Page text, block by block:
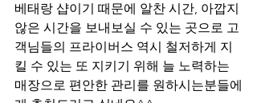
베태랑 샵이기 때문에 알찬 시간, 아깝지
않은 시간을 보내보실 수 있는 곳으로 고
객님들의 프라이버스 역시 철저하게 지
킬 수 있는 또 지키기 위해 늘 노력하는
매장으로 편안한 관리를 원하시는분들에